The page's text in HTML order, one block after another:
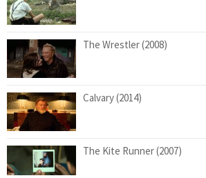
The Wrestler (2008)
Calvary (2014)
The Kite Runner (2007)